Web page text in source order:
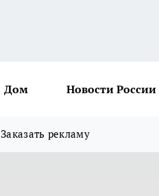
Дом Новости России
Заказать рекламу